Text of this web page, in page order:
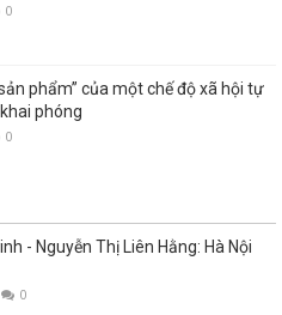
0
phẩm” của một chế độ xã hội tự
phóng
0
- Nguyễn Thị Liên Hằng: Hà Nội
0